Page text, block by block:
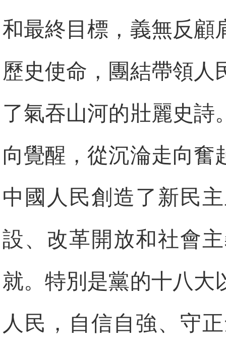
和最終目標，義無反顧
歷史使命，團結帶領人
了氣吞山河的壯麗史詩
向覺醒，從沉淪走向奮
中國人民創造了新民
設、改革開放和社會
就。特別是黨的十八大
人民，自信自強、守